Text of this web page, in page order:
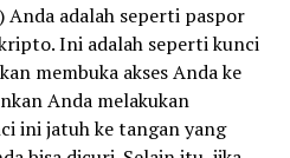
adalah seperti paspor
Ini adalah seperti kunci
membuka akses Anda ke
Anda melakukan
ini jatuh ke tangan yang